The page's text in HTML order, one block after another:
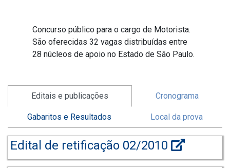
Concurso público para o cargo de Motorista.
São oferecidas 32 vagas distribuídas entre
28 núcleos de apoio no Estado de São Paulo.
Editais e publicações Cronograma
Gabaritos e Resultados Local da prova
Edital de retificação 02/2010